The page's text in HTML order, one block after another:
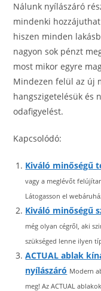
Nálunk nyílászáró
mindenki
hiszen minden
nagyon sok pénzt
most mikor egyre
Mindezen felül az új
hangszigetelésük és
odafigyelést.
Kapcsolódó:
Kiváló minőségű
vagy a meglévőt
Látogasson el
Kiváló minőségű
még olyan cégről, aki
szükséged lenne ilyen
ACTUAL ablak
nyílászáró Modern
meg! Az ACTUAL